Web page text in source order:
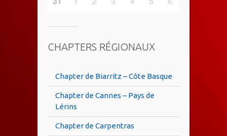
CHAPTERS RÉGIONAUX
Chapter de Biarritz – Côte Basque
Chapter de Cannes – Pays de
Lérins
Chapter de Carpentras